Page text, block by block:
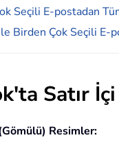
Seçili E-postadan
Birden Çok Seçili E-
Satır
Resimler: